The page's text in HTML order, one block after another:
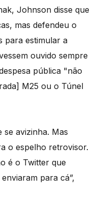
Johnson disse que
mas defendeu o
para estimular a
ouvido sempre
pública "não
M25 ou o Túnel
avizinha. Mas
o espelho retrovisor.
é o Twitter que
para cá”,